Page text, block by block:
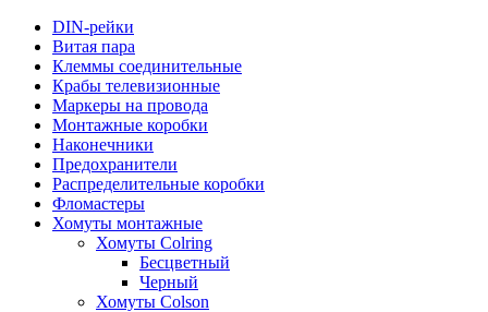
DIN-рейки
Витая пара
Клеммы соединительные
Крабы телевизионные
Маркеры на провода
Монтажные коробки
Наконечники
Предохранители
Распределительные коробки
Фломастеры
Хомуты монтажные
Хомуты Colring
Бесцветный
Черный
Хомуты Colson